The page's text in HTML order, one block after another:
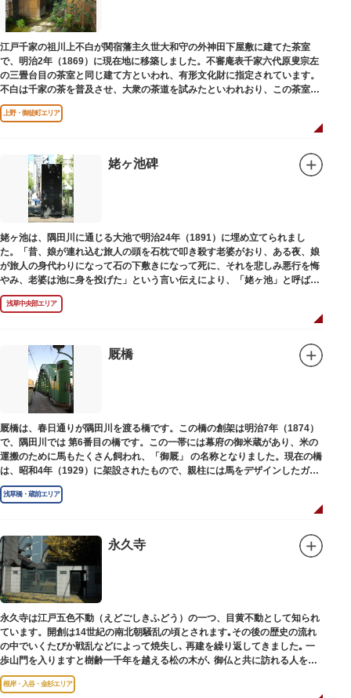
江戸千家の祖川上不白が関宿藩主久世大和守の外神田下屋敷に建てた茶室
で、明治2年（1869）に現在地に移築しました。不審庵表千家六代原叟宗左
の三畳台目の茶室と同じ建て方といわれ、有形文化財に指定されています。
不白は千家の茶を普及させ、大衆の茶道を試みたといわれおり、この茶室は
江戸千家を広める拠点となりました。
上野・御徒町エリア
姥ヶ池碑
姥ヶ池は、隅田川に通じる大池で明治24年（1891）に埋め立てられまし
た。「昔、娘が連れ込む旅人の頭を石枕で叩き殺す老婆がおり、ある夜、娘
が旅人の身代わりになって石の下敷きになって死に、それを悲しみ悪行を悔
やみ、老婆は池に身を投げた」という言い伝えにより、「姥ヶ池」と呼ばれ
ていました。その碑は花川戸公園内にあります。
浅草中央部エリア
厩橋
厩橋は、春日通りが隅田川を渡る橋です。この橋の創架は明治7年（1874）
で、隅田川では 第6番目の橋です。この一帯には幕府の御米蔵があり、米の
運搬のために馬もたくさん飼われ、「御厩」 の名称となりました。現在の橋
は、昭和4年（1929）に架設されたもので、親柱には馬をデザインしたガラ
ス細工が組み込まれています。
浅草橋・蔵前エリア
永久寺
永久寺は江戸五色不動（えどごしきふどう）の一つ、目黄不動として知られ
ています。開創は14世紀の南北朝騒乱の頃とされます｡その後の歴史の流れ
の中でいくたびか戦乱などによって焼失し､ 再建を繰り返してきました｡ 一
歩山門を入りますと樹齢一千年を越える松の木が､ 御仏と共に訪れる人を静
かに迎えています｡
根岸・入谷・金杉エリア